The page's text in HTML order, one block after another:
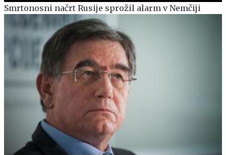
Smrtonosni načrt Rusije sprožil alarm v Nemčiji